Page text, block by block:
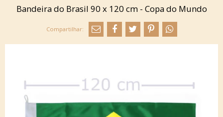
Bandeira do Brasil 90 x 120 cm - Copa do Mundo